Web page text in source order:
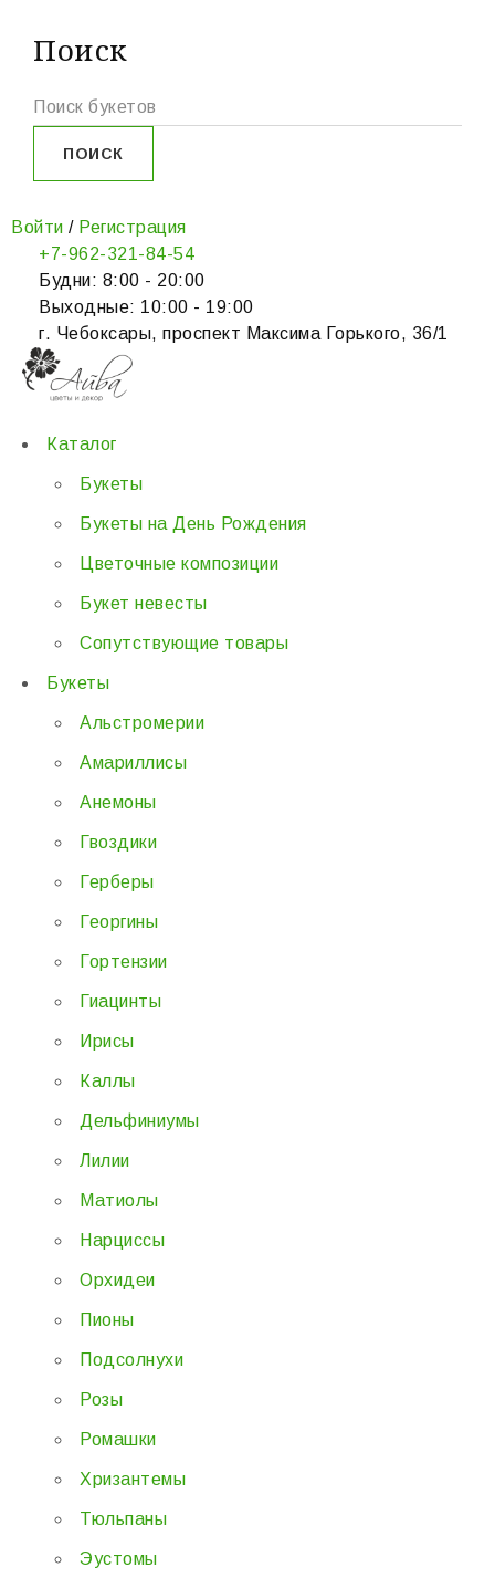
Поиск
Войти / Регистрация
+7-962-321-84-54
Будни: 8:00 - 20:00
Выходные: 10:00 - 19:00
г. Чебоксары, проспект Максима Горького, 36/1
Каталог
Букеты
Букеты на День Рождения
Цветочные композиции
Букет невесты
Сопутствующие товары
Букеты
Альстромерии
Амариллисы
Анемоны
Гвоздики
Герберы
Георгины
Гортензии
Гиацинты
Ирисы
Каллы
Дельфиниумы
Лилии
Матиолы
Нарциссы
Орхидеи
Пионы
Подсолнухи
Розы
Ромашки
Хризантемы
Тюльпаны
Эустомы